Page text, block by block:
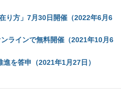
り方」7月30日開催（2022年6月6
ラインで無料開催（2021年10月6
を答申（2021年1月27日）